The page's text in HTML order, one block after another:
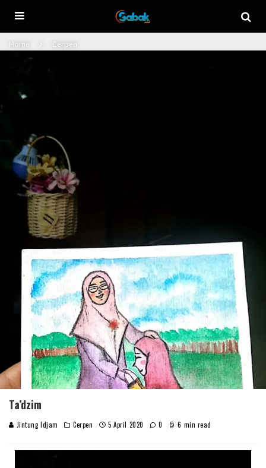
Home Cerpen
Ta’dzim
Jintung Idjam Cerpen 5 April 2020 0 6 min read